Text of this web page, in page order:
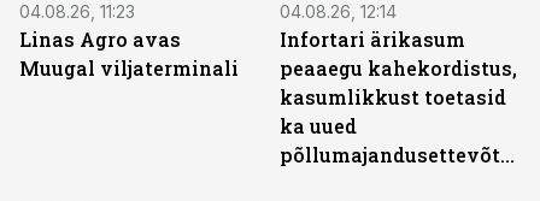
04.08.26, 11:23
Linas Agro avas
Muugal viljaterminali
04.08.26, 12:14
Infortari ärikasum
peaaegu kahekordistus,
kasumlikkust toetasid
ka uued
põllumajandusettevõtted